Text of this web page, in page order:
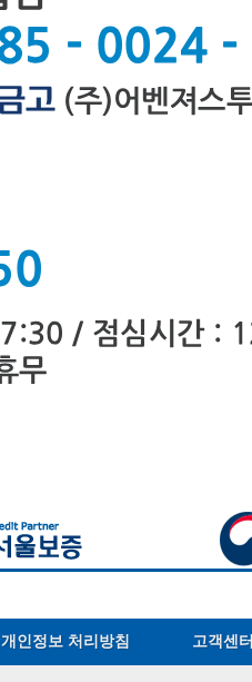
개인정보 처리방침 고객센